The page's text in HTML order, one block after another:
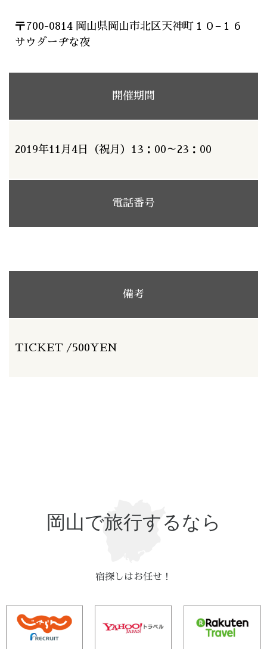
〒700-0814 岡山県岡山市北区天神町１０−１６
サウダーヂな夜
開催期間
2019年11月4日（祝月）13：00～23：00
電話番号
備考
TICKET /500YEN
岡山で旅行するなら
宿探しはお任せ！